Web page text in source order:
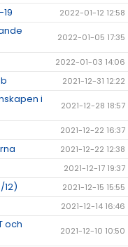
2022-01-12 12:58
2022-01-05 17:35
2022-01-03 14:06
2021-12-31 12:22
i
2021-12-28 18:57
2021-12-22 16:37
2021-12-22 12:38
2021-12-17 19:37
12) 2021-12-15 15:55
2021-12-14 16:46
och
2021-12-10 10:50